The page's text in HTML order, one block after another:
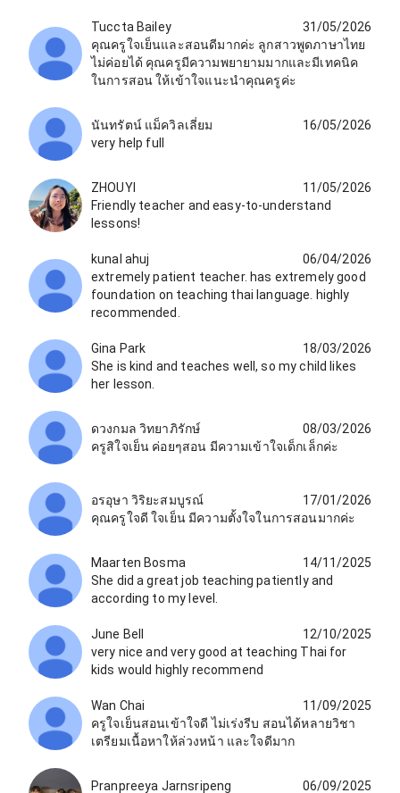
Tuccta Bailey
31/05/2026
คุณครูใจเย็นและสอนดีมากค่ะ ลูกสาวพูดภาษาไทย
ไม่ค่อยได้ คุณครูมีความพยายามมากและมีเทคนิค
ในการสอน ให้เข้าใจแนะนำคุณครูค่ะ
นันทรัตน์ แม็ควิลเลี่ยม
16/05/2026
very help full
ZHOUYI
11/05/2026
Friendly teacher and easy-to-understand
lessons!
kunal ahuj
06/04/2026
extremely patient teacher. has extremely good
foundation on teaching thai language. highly
recommended.
Gina Park
18/03/2026
She is kind and teaches well, so my child likes
her lesson.
ดวงกมล วิทยาภิรักษ์
08/03/2026
ครูสิใจเย็น ค่อยๆสอน มีความเข้าใจเด็กเล็กค่ะ
อรอุษา วิริยะสมบูรณ์
17/01/2026
คุณครูใจดี ใจเย็น มีความตั้งใจในการสอนมากค่ะ
Maarten Bosma
14/11/2025
She did a great job teaching patiently and
according to my level.
June Bell
12/10/2025
very nice and very good at teaching Thai for
kids would highly recommend
Wan Chai
11/09/2025
ครูใจเย็นสอนเข้าใจดี ไม่เร่งรีบ สอนได้หลายวิชา
เตรียมเนื้อหาให้ล่วงหน้า และใจดีมาก
Pranpreeya Jarnsripeng
06/09/2025